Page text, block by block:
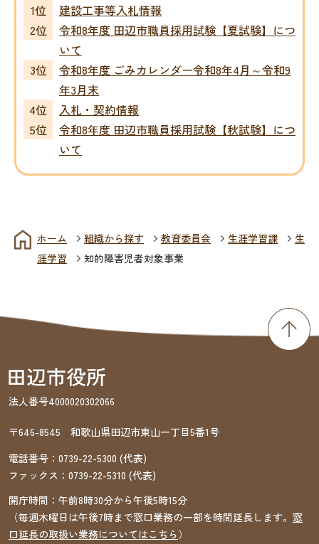
建設工事等入札情報
令和8年度 田辺市職員採用試験【夏試験】につ
いて
令和8年度 ごみカレンダー令和8年4月～令和9
年3月末
入札・契約情報
令和8年度 田辺市職員採用試験【秋試験】につ
いて
ホーム 組織から探す 教育委員会 生涯学習課
生
涯学習
知的障害児者対象事業
法人番号4000020302066
〒646-8545 和歌山県田辺市東山一丁目5番1号
電話番号： 0739-22-5300 (代表)
ファックス： 0739-22-5310 (代表)
開庁時間：午前8時30分から午後5時15分
（毎週木曜日は午後7時まで窓口業務の一部を時間延長します。 窓
口延長の取扱い業務についてはこちら）